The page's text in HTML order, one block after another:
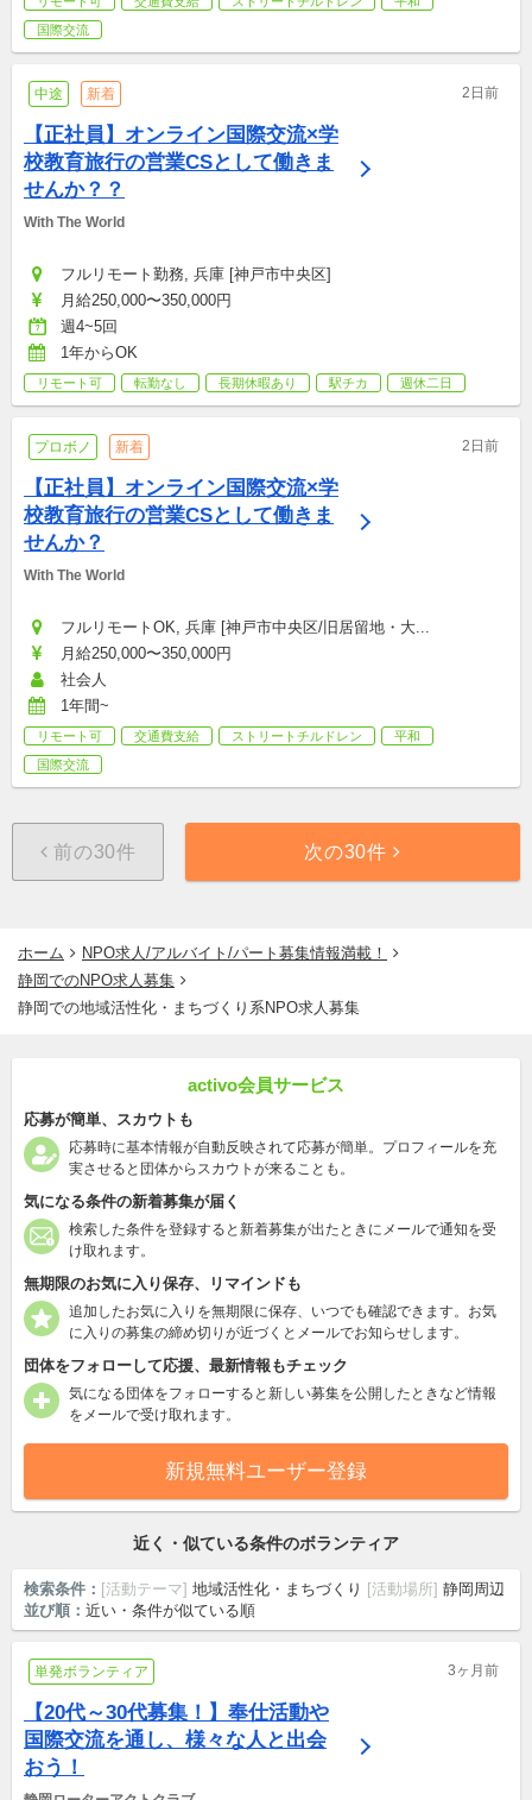
国際交流
中途 新着 2日前
【正社員】オンライン国際交流×学
校教育旅行の営業CSとして働きま
せんか？？
With The World
フルリモート勤務, 兵庫 [神戸市中央区]
月給250,000〜350,000円
週4~5回
1年からOK
リモート可 転勤なし 長期休暇あり 駅チカ 週休二日
プロボノ 新着 2日前
【正社員】オンライン国際交流×学
校教育旅行の営業CSとして働きま
せんか？
With The World
フルリモートOK, 兵庫 [神戸市中央区/旧居留地・大...
月給250,000〜350,000円
社会人
1年間~
リモート可 交通費支給 ストリートチルドレン
平和
国際交流
前の30件 次の30件
ホーム
NPO求人/アルバイト/パート募集情報満載！
静岡でのNPO求人募集
静岡での地域活性化・まちづくり系NPO求人募集
activo会員サービス
応募が簡単、スカウトも
応募時に基本情報が自動反映されて応募が簡単。プロフィールを充
実させると団体からスカウトが来ることも。
気になる条件の新着募集が届く
検索した条件を登録すると新着募集が出たときにメールで通知を受
け取れます。
無期限のお気に入り保存、リマインドも
追加したお気に入りを無期限に保存、いつでも確認できます。お気
に入りの募集の締め切りが近づくとメールでお知らせします。
団体をフォローして応援、最新情報もチェック
気になる団体をフォローすると新しい募集を公開したときなど情報
をメールで受け取れます。
新規無料ユーザー登録
近く・似ている条件のボランティア
検索条件： [活動テーマ] 地域活性化・まちづくり [活動場所] 静岡周辺
並び順： 近い・条件が似ている順
単発ボランティア 3ヶ月前
【20代～30代募集！】奉仕活動や
国際交流を通し、様々な人と出会
おう！